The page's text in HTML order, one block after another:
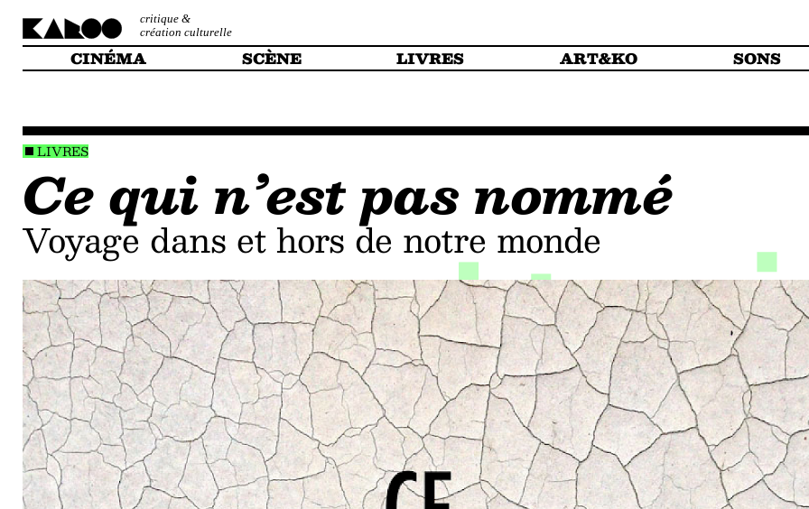
critique &
création culturelle
CINÉMA SCÈNE LIVRES ART&KO SONS
LIVRES
Ce qui n’est pas nommé
Voyage dans et hors de notre monde